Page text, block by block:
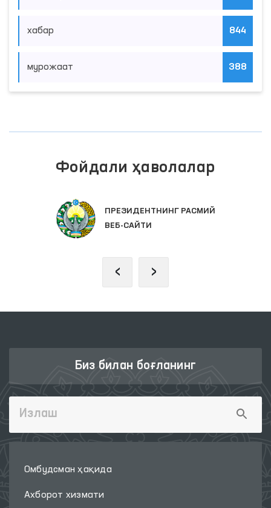
хабар 844
мурожаат 388
Фойдали ҳаволалар
ПРЕЗИДЕНТНИНГ РАСМИЙ
ВЕБ-САЙТИ
‹ ›
Биз билан боғланинг
Омбудсман ҳақида
Ахборот хизмати